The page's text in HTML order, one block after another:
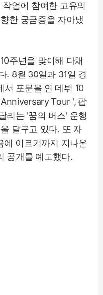
업에 참여한 고유의
한 궁금증을 자아냈
주년을 맞이해 다채
. 8월 30일과 31일 경
서 포문을 연 데뷔 10
Tour ', 팝
리는 '꿈의 버스' 운행
달구고 있다. 또 자
에 이르기까지 지나온
공개를 예고했다.